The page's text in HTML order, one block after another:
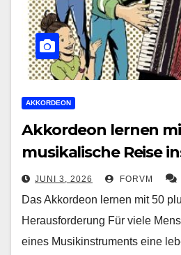
AKKORDEON
Akkordeon lernen
musikalische Reise
JUNI 3, 2026 FORVM
Das Akkordeon lernen mit 50
Herausforderung Für viele
eines Musikinstruments eine